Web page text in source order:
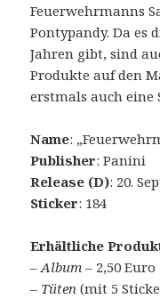
Feuerwehrmanns
Pontypandy. Da es
Jahren gibt, sind
Produkte auf den
erstmals auch
Name:
Publisher: Panini
Release (D): 20.
Sticker: 184
Erhältliche
–Album – 2,50 Euro
– Tüten (mit 5